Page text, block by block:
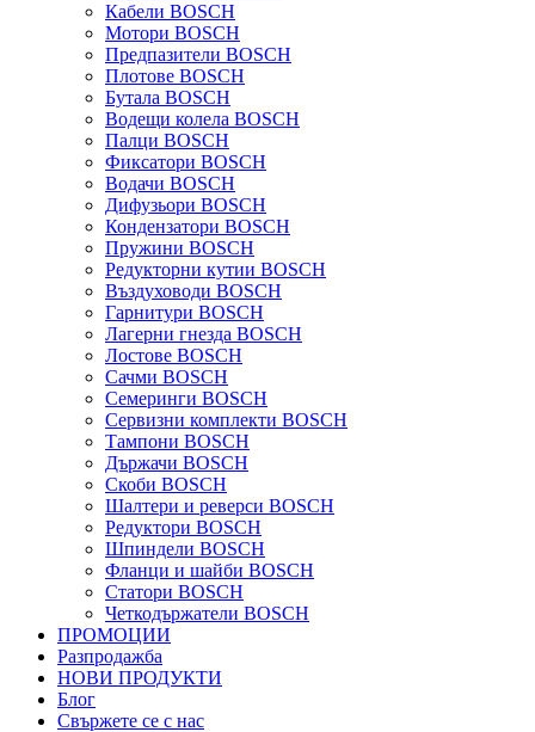
Кабели BOSCH
Мотори BOSCH
Предпазители BOSCH
Плотове BOSCH
Бутала BOSCH
Водещи колела BOSCH
Палци BOSCH
Фиксатори BOSCH
Водачи BOSCH
Дифузьори BOSCH
Кондензатори BOSCH
Пружини BOSCH
Редукторни кутии BOSCH
Въздуховоди BOSCH
Гарнитури BOSCH
Лагерни гнезда BOSCH
Лостове BOSCH
Сачми BOSCH
Семеринги BOSCH
Сервизни комплекти BOSCH
Тампони BOSCH
Държачи BOSCH
Скоби BOSCH
Шалтери и реверси BOSCH
Редуктори BOSCH
Шпиндели BOSCH
Фланци и шайби BOSCH
Статори BOSCH
Четкодържатели BOSCH
ПРОМОЦИИ
Разпродажба
НОВИ ПРОДУКТИ
Блог
Свържете се с нас